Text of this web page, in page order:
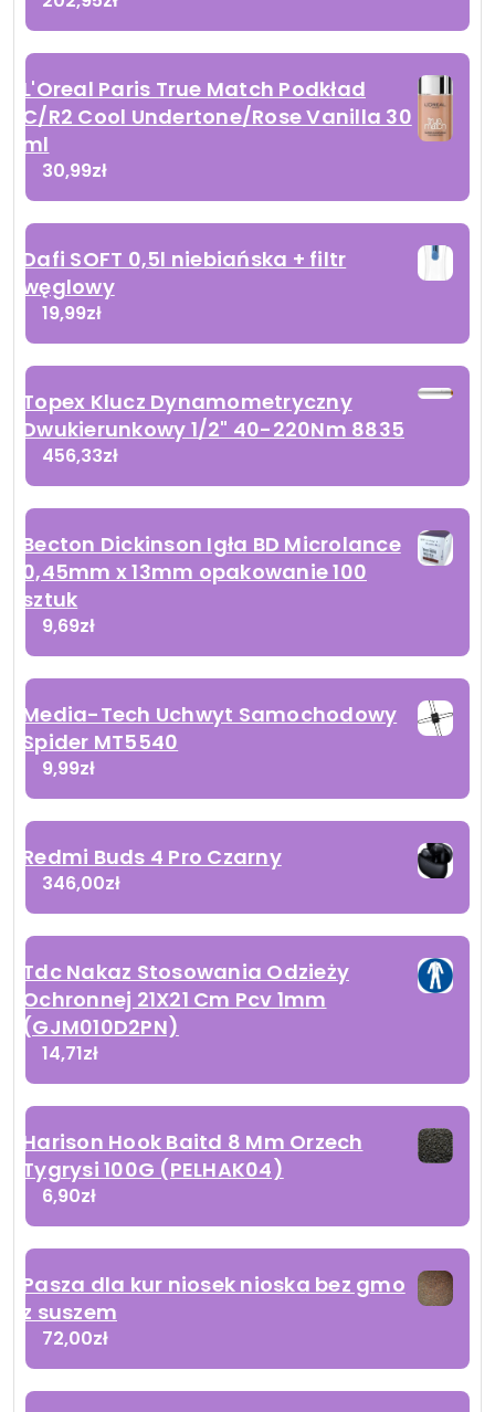
L'Oreal Paris True Match Podkład
C/R2 Cool Undertone/Rose Vanilla 30
ml
30,99zł
Dafi SOFT 0,5l niebiańska + filtr
węglowy
19,99zł
Topex Klucz Dynamometryczny
Dwukierunkowy 1/2" 40-220Nm 8835
456,33zł
Becton Dickinson Igła BD Microlance
0,45mm x 13mm opakowanie 100
sztuk
9,69zł
Media-Tech Uchwyt Samochodowy
Spider MT5540
9,99zł
Redmi Buds 4 Pro Czarny
346,00zł
Tdc Nakaz Stosowania Odzieży
Ochronnej 21X21 Cm Pcv 1mm
(GJM010D2PN)
14,71zł
Harison Hook Baitd 8 Mm Orzech
Tygrysi 100G (PELHAK04)
6,90zł
Pasza dla kur niosek nioska bez gmo
z suszem
72,00zł